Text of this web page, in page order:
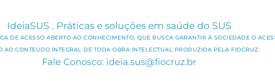
IdeiaSUS . Práticas e soluções em saúde do SUS
DE ACESSO ABERTO AO CONHECIMENTO, QUE BUSCA GARANTIR À SOCIEDADE O
AO CONTEÚDO INTEGRAL DE TODA OBRA INTELECTUAL PRODUZIDA PELA FIOCRUZ.
Fale Conosco: ideia.sus@fiocruz.br